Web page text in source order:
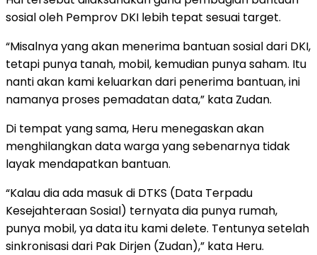
sosial oleh Pemprov DKI lebih tepat sesuai target.
“Misalnya yang akan menerima bantuan sosial dari DKI,
tetapi punya tanah, mobil, kemudian punya saham. Itu
nanti akan kami keluarkan dari penerima bantuan, ini
namanya proses pemadatan data,” kata Zudan.
Di tempat yang sama, Heru menegaskan akan
menghilangkan data warga yang sebenarnya tidak
layak mendapatkan bantuan.
“Kalau dia ada masuk di DTKS (Data Terpadu
Kesejahteraan Sosial) ternyata dia punya rumah,
punya mobil, ya data itu kami delete. Tentunya setelah
sinkronisasi dari Pak Dirjen (Zudan),” kata Heru.